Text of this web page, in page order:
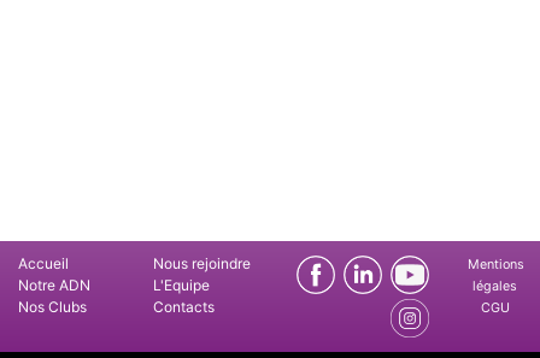
Accueil
Notre ADN
Nos Clubs
Nous rejoindre
L'Equipe
Contacts
Mentions
légales
CGU